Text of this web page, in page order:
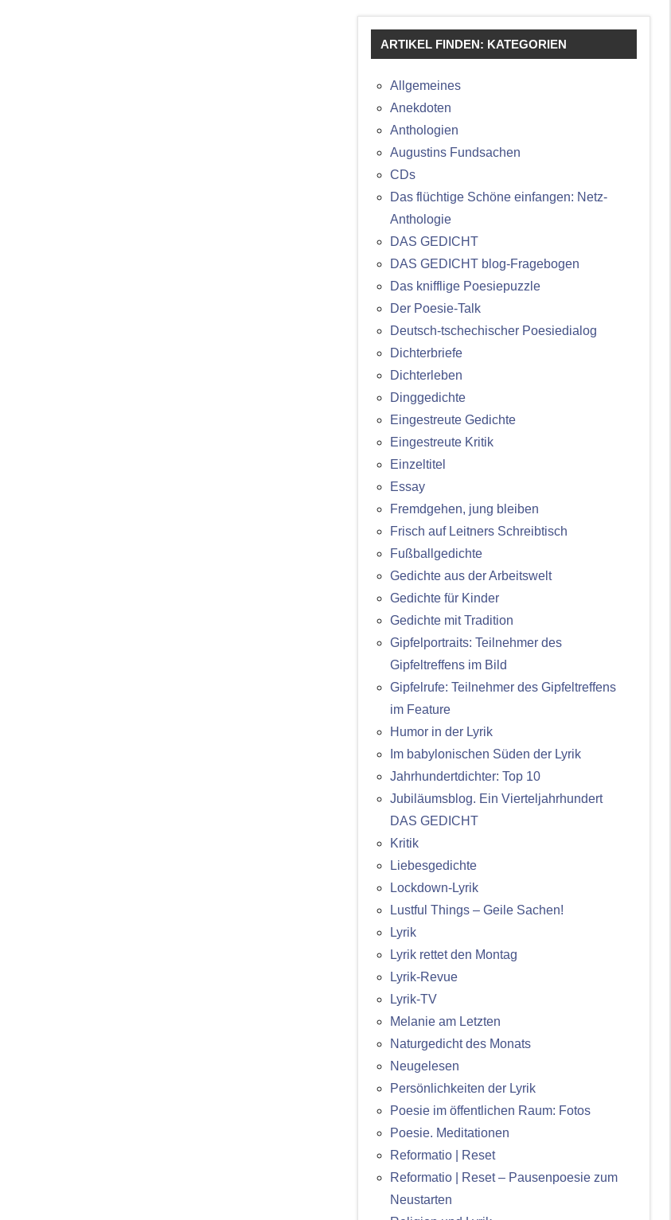
ARTIKEL FINDEN: KATEGORIEN
Allgemeines
Anekdoten
Anthologien
Augustins Fundsachen
CDs
Das flüchtige Schöne einfangen: Netz-
Anthologie
DAS GEDICHT
DAS GEDICHT blog-Fragebogen
Das knifflige Poesiepuzzle
Der Poesie-Talk
Deutsch-tschechischer Poesiedialog
Dichterbriefe
Dichterleben
Dinggedichte
Eingestreute Gedichte
Eingestreute Kritik
Einzeltitel
Essay
Fremdgehen, jung bleiben
Frisch auf Leitners Schreibtisch
Fußballgedichte
Gedichte aus der Arbeitswelt
Gedichte für Kinder
Gedichte mit Tradition
Gipfelportraits: Teilnehmer des
Gipfeltreffens im Bild
Gipfelrufe: Teilnehmer des Gipfeltreffens
im Feature
Humor in der Lyrik
Im babylonischen Süden der Lyrik
Jahrhundertdichter: Top 10
Jubiläumsblog. Ein Vierteljahrhundert
DAS GEDICHT
Kritik
Liebesgedichte
Lockdown-Lyrik
Lustful Things – Geile Sachen!
Lyrik
Lyrik rettet den Montag
Lyrik-Revue
Lyrik-TV
Melanie am Letzten
Naturgedicht des Monats
Neugelesen
Persönlichkeiten der Lyrik
Poesie im öffentlichen Raum: Fotos
Poesie. Meditationen
Reformatio | Reset
Reformatio | Reset – Pausenpoesie zum
Neustarten